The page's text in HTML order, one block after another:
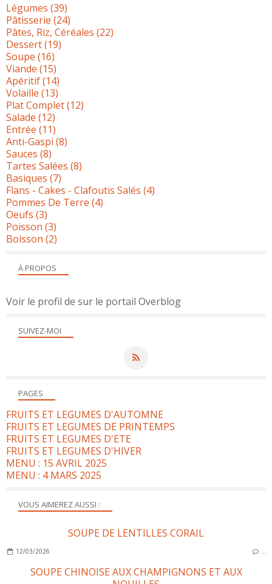
SUIVEZ-MOI
À PROPOS
Voir le profil de sur le portail Overblog
VOUS AIMEREZ AUSSI :
SOUPE DE LENTILLES CORAIL
12/03/2026
SOUPE CHINOISE AUX CHAMPIGNONS ET AUX
PAGES
FRUITS ET LEGUMES D'AUTOMNE
FRUITS ET LEGUMES DE PRINTEMPS
FRUITS ET LEGUMES D'ETE
FRUITS ET LEGUMES D'HIVER
MENU : 15 AVRIL 2025
MENU : 4 MARS 2025
Légumes (39)
Pâtisserie (24)
Pâtes, Riz, Céréales (22)
Dessert(19)
Soupe (16)
Viande (15)
Apéritif(14)
Volaille (13)
Plat Complet(12)
Salade (12)
Entrée (11)
Anti-Gaspi (8)
Sauces (8)
Tartes Salées (8)
Basiques (7)
Flans - Cakes - Clafoutis Salés (4)
Pommes De Terre (4)
Oeufs (3)
Poisson (3)
Boisson (2)